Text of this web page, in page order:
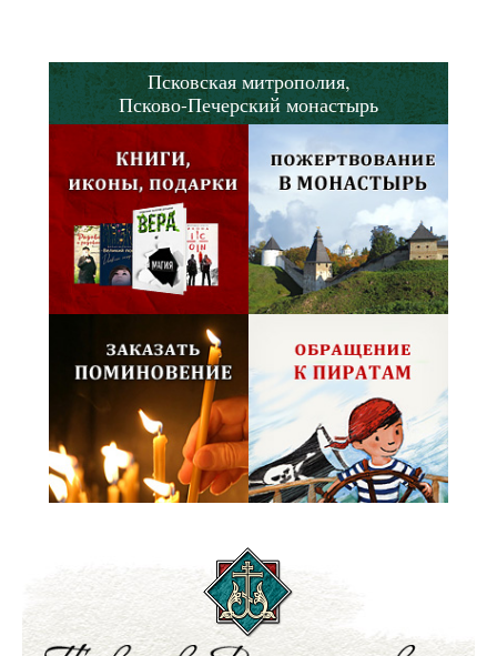
Псковская митрополия,
Псково-Печерский монастырь